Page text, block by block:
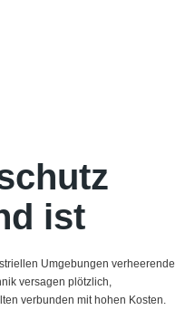
ist
Umgebungen verheerende
versagen plötzlich,
verbunden mit hohen Kosten.